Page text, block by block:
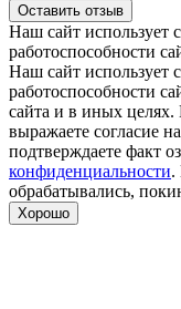
Оставить отзыв
Наш сайт использует
работоспособности
Наш сайт использует
работоспособности
сайта и в иных
выражаете согласие
подтверждаете факт
конфиденциальности.
обрабатывались,
Хорошо